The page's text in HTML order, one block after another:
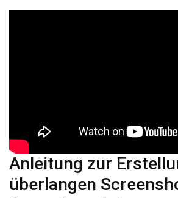
Anleitung zur
⁢überlangen⁣